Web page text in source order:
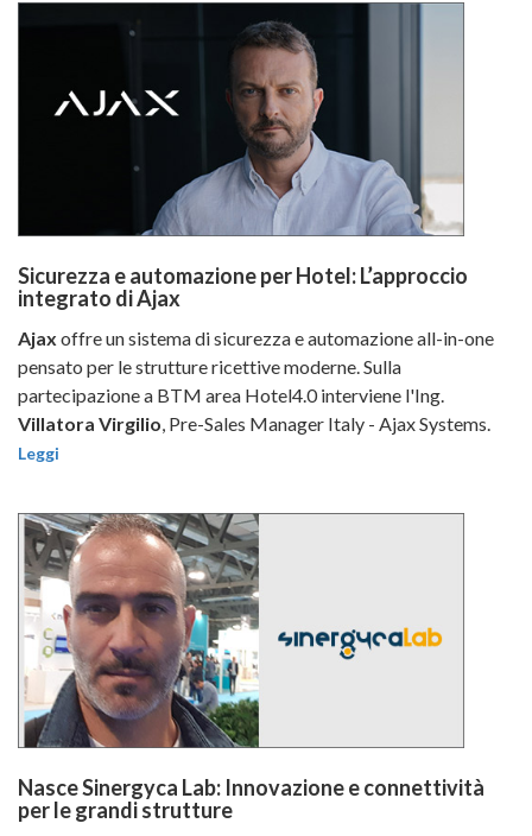
Sicurezza e automazione per Hotel: L’approccio
integrato di Ajax
Ajax offre un sistema di sicurezza e automazione all-in-one
pensato per le strutture ricettive moderne. Sulla
partecipazione a BTM area Hotel4.0 interviene l'Ing.
Villatora Virgilio, Pre-Sales Manager Italy - Ajax Systems.
Leggi
Nasce Sinergyca Lab: Innovazione e connettività
per le grandi strutture